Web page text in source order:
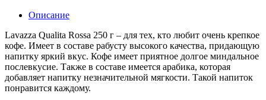
Описание
Lavazza Qualita Rossa 250 г – для тех, кто любит очень крепкое
кофе. Имеет в составе рабусту высокого качества, придающую
напитку яркий вкус. Кофе имеет приятное долгое миндальное
послевкусие. Также в составе имеется арабика, которая
добавляет напитку незначительной мягкости. Такой напиток
понравится каждому.